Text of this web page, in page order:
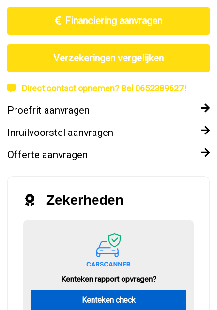
Financiering aanvragen
Verzekeringen vergelijken
Direct contact opnemen? Bel 0652389627!
Proefrit aanvragen
Inruilvoorstel aanvragen
Offerte aanvragen
Zekerheden
Kenteken rapport opvragen?
Kenteken check